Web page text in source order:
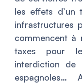
les effets d’un
infrastructures
commencent à
taxes pour
interdiction de
espagnoles…